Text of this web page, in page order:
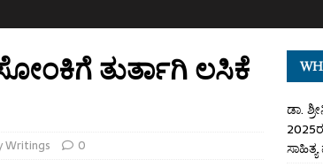
ತುರ್ತಾಗಿ ಲಸಿಕೆ
Writings 0
ಡಾ.
ಸಾಹಿತ್ಯ